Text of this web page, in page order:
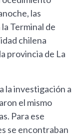
las
Terminal de
chilena
provincia de La
la investigación a
el mismo
Para ese
se encontraban